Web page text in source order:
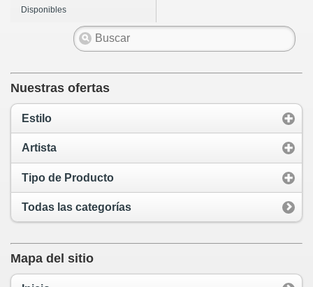
Disponibles
Nuestras ofertas
Estilo
Artista
Tipo de Producto
Todas las categorías
Mapa del sitio